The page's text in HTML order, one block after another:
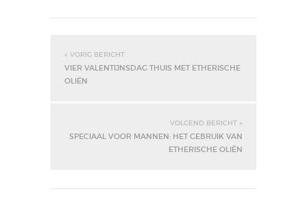
« VORIG BERICHT
VIER VALENTIJNSDAG THUIS MET ETHERISCHE
OLIËN
VOLGEND BERICHT »
SPECIAAL VOOR MANNEN: HET GEBRUIK VAN
ETHERISCHE OLIËN